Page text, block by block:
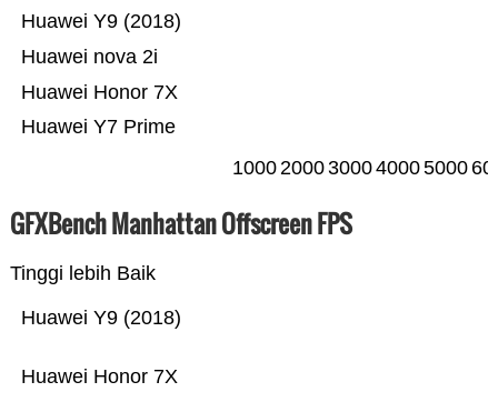
Huawei Y7 Prime
Huawei Honor 7X
Huawei nova 2i
Huawei Y9 (2018)
10002000300040005000
GFXBench Manhattan Offscreen FPS
Tinggi lebih Baik
Huawei Honor 7X
Huawei Y9 (2018)